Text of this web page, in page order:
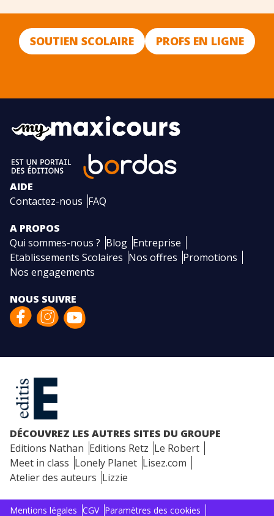
SOUTIEN SCOLAIRE PROFS EN LIGNE
AIDE
Contactez-nous FAQ
A PROPOS
Qui sommes-nous ? Blog Entreprise
Etablissements Scolaires Nos offres Promotions
Nos engagements
NOUS SUIVRE
DÉCOUVREZ LES AUTRES SITES DU GROUPE
Editions Nathan Editions Retz Le Robert
Meet in class Lonely Planet Lisez.com
Atelier des auteurs Lizzie
Mentions légales CGV Paramètres des cookies